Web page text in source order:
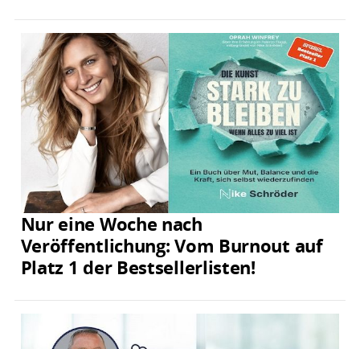
Nur eine Woche nach
Veröffentlichung: Vom Burnout auf
Platz 1 der Bestsellerlisten!